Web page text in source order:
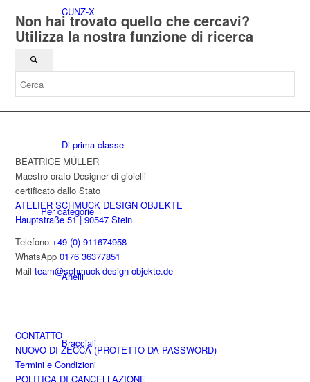
CUNZ-X
Di prima classe
Per categorie
Anelli
Bracciali
Non hai trovato quello che cercavi?
Utilizza la nostra funzione di ricerca
BEATRICE MÜLLER
Maestro orafo Designer di gioielli
certificato dallo Stato
ATELIER SCHMUCK DESIGN OBJEKTE
Hauptstraße 51 | 90547 Stein
Telefono+49 (0) 911674958
WhatsApp0176 36377851
Mailteam@schmuck-design-objekte.de
CONTATTO
NUOVO DI ZECCA (PROTETTO DA PASSWORD)
Termini e Condizioni
POLITICA DI CANCELLAZIONE